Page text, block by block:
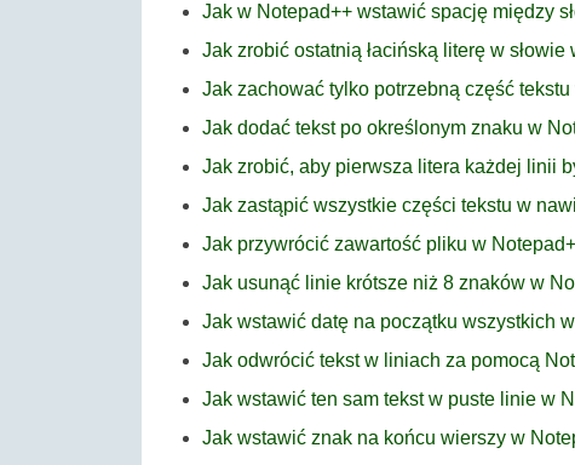
Jak w Notepad++ wstawić spację między
Jak zrobić ostatnią łacińską literę w
Jak zachować tylko potrzebną część
Jak dodać tekst po określonym znaku w
Jak zrobić, aby pierwsza litera każdej linii
Jak zastąpić wszystkie części tekstu w
Jak przywrócić zawartość pliku w
Jak usunąć linie krótsze niż 8 znaków w
Jak wstawić datę na początku wszystkich
Jak odwrócić tekst w liniach za pomocą
Jak wstawić ten sam tekst w puste linie w
Jak wstawić znak na końcu wierszy w